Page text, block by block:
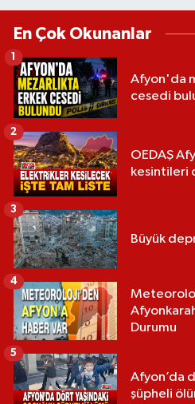
En Çok Okunanlar
Afyon'da
cesedi
1
OEDAŞ
kesintileri
2
Büyük
3
Durumu
4
Afyon’da
şüpheli
5